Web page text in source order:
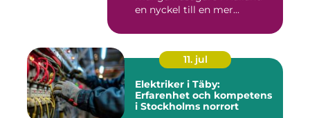
en nyckel till en mer...
11. jul
Elektriker i Täby:
Erfarenhet och kompetens
i Stockholms norrort